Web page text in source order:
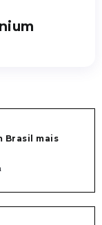
Brasil mais